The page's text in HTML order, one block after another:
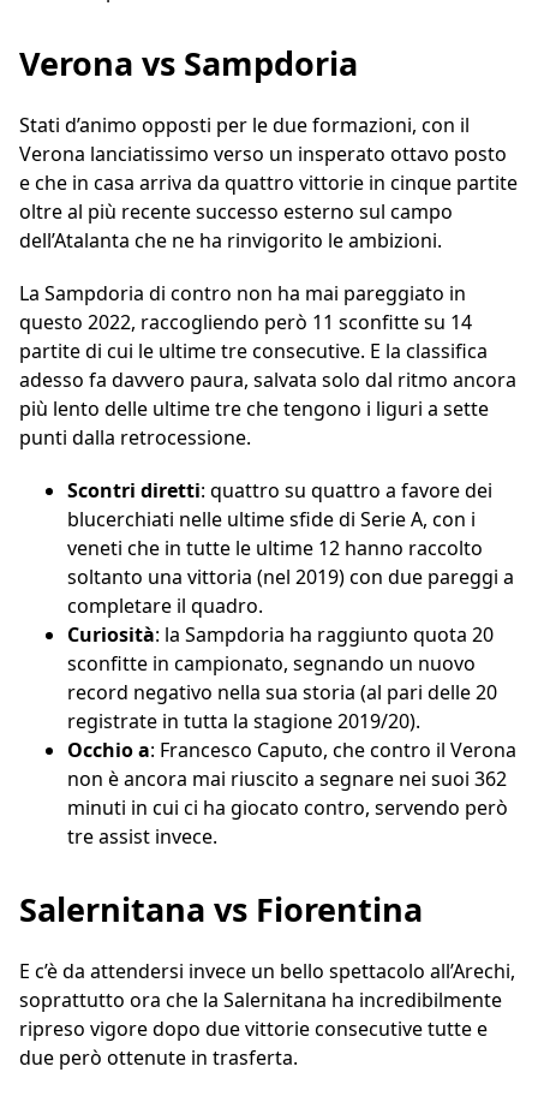
Verona vs Sampdoria
Stati d’animo opposti per le due formazioni, con il
Verona lanciatissimo verso un insperato ottavo posto
e che in casa arriva da quattro vittorie in cinque partite
oltre al più recente successo esterno sul campo
dell’Atalanta che ne ha rinvigorito le ambizioni.
La Sampdoria di contro non ha mai pareggiato in
questo 2022, raccogliendo però 11 sconfitte su 14
partite di cui le ultime tre consecutive. E la classifica
adesso fa davvero paura, salvata solo dal ritmo ancora
più lento delle ultime tre che tengono i liguri a sette
punti dalla retrocessione.
Scontri diretti: quattro su quattro a favore dei
blucerchiati nelle ultime sfide di Serie A, con i
veneti che in tutte le ultime 12 hanno raccolto
soltanto una vittoria (nel 2019) con due pareggi a
completare il quadro.
Curiosità: la Sampdoria ha raggiunto quota 20
sconfitte in campionato, segnando un nuovo
record negativo nella sua storia (al pari delle 20
registrate in tutta la stagione 2019/20).
Occhio a: Francesco Caputo, che contro il Verona
non è ancora mai riuscito a segnare nei suoi 362
minuti in cui ci ha giocato contro, servendo però
tre assist invece.
Salernitana vs Fiorentina
E c’è da attendersi invece un bello spettacolo all’Arechi,
soprattutto ora che la Salernitana ha incredibilmente
ripreso vigore dopo due vittorie consecutive tutte e
due però ottenute in trasferta.